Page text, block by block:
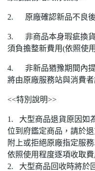
2. 原廠確認新品不良後
3. 非商品本身瑕疵換貨
須負擔整新費用(依照使
4. 非新品猶豫期間內提
將由原廠服務站與消費
<<特別說明>>
1. 大型商品退貨原因如
位到府鑑定商品，請於
附上或拒絕原廠指定服
依照使用程度逐項收取費
2. 大型商品回收時將於